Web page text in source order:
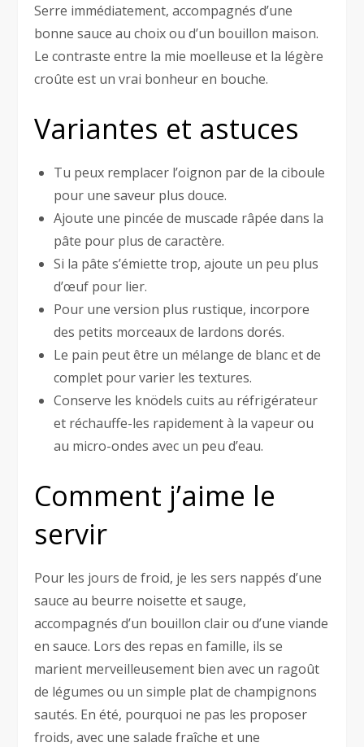
Serre immédiatement, accompagnés d’une
bonne sauce au choix ou d’un bouillon maison.
Le contraste entre la mie moelleuse et la légère
croûte est un vrai bonheur en bouche.
Variantes et astuces
Tu peux remplacer l’oignon par de la ciboule
pour une saveur plus douce.
Ajoute une pincée de muscade râpée dans la
pâte pour plus de caractère.
Si la pâte s’émiette trop, ajoute un peu plus
d’œuf pour lier.
Pour une version plus rustique, incorpore
des petits morceaux de lardons dorés.
Le pain peut être un mélange de blanc et de
complet pour varier les textures.
Conserve les knödels cuits au réfrigérateur
et réchauffe-les rapidement à la vapeur ou
au micro-ondes avec un peu d’eau.
Comment j’aime le
servir
Pour les jours de froid, je les sers nappés d’une
sauce au beurre noisette et sauge,
accompagnés d’un bouillon clair ou d’une viande
en sauce. Lors des repas en famille, ils se
marient merveilleusement bien avec un ragoût
de légumes ou un simple plat de champignons
sautés. En été, pourquoi ne pas les proposer
froids, avec une salade fraîche et une